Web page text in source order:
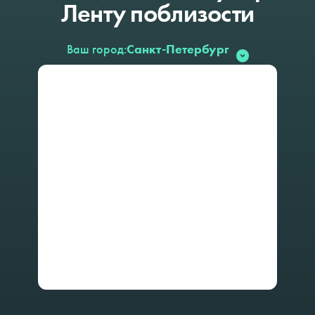
Лентупоблизости
Ваш город:Санкт-Петербург